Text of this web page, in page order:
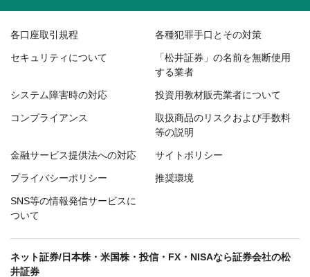
各口座取引規程 各種犯罪手口とその対策
セキュリティについて
「松井証券」の名前を無断使用
する業者
システム障害時の対応 投資用教材販売業者について
コンプライアンス
取扱商品のリスクおよび手数料
等の説明
金融サービス提供法への対応 サイトポリシー
プライバシーポリシー 推奨環境
SNS等の情報発信サービスに
ついて
ネット証券/日本株・米国株・投信・FX・NISAなら証券会社の松
井証券